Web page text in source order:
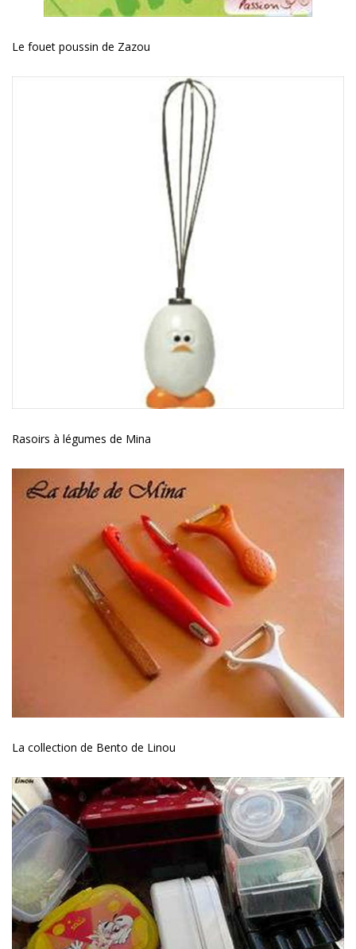
Le fouet poussin de Zazou
Rasoirs à légumes de Mina
La collection de Bento de Linou